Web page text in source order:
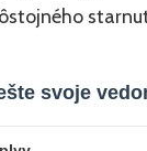
svoje